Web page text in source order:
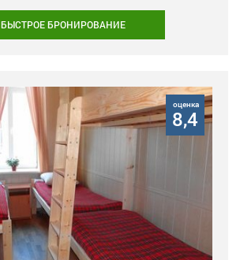
БЫСТРОЕ БРОНИРОВАНИЕ
оценка
8,4